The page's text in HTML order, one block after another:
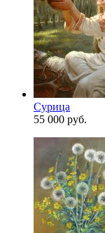
Сурица
55 000 руб.